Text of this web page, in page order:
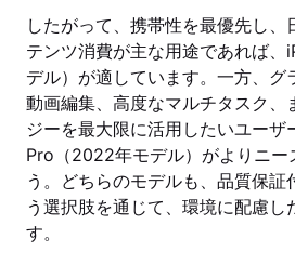
したがって、携帯性を最優先し、
テンツ消費が主な用途であれば
デル）が適しています。一方、グ
動画編集、高度なマルチタスク、
ジーを最大限に活用したいユーザ
Pro（2022年モデル）がよりニー
う。どちらのモデルも、品質保証
う選択肢を通じて、環境に配慮し
す。